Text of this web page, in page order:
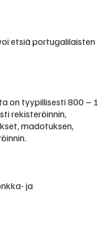
etsiä portugalilaisten
on tyypillisesti800 – 1
rekisteröinnin,
madotuksen,
ja